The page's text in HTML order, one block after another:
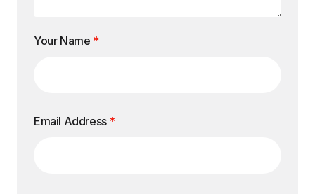
Your Name *
Email Address *